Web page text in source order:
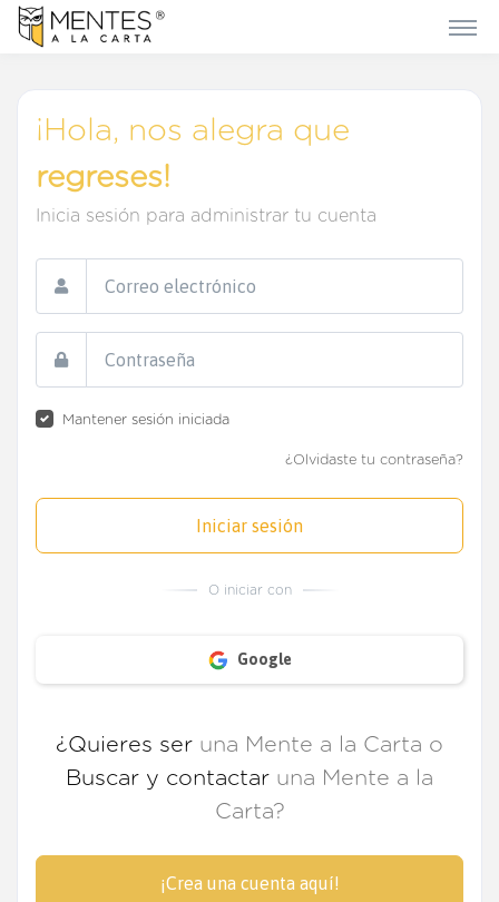
¡Hola, nos alegra que
regreses!
Inicia sesión para administrar tu cuenta
Mantener sesión iniciada
¿Olvidaste tu contraseña?
Iniciar sesión
O iniciar con
Google
¿Quieres ser una Mente a la Carta o
Buscar y contactar una Mente a la
Carta?
¡Crea una cuenta aquí!